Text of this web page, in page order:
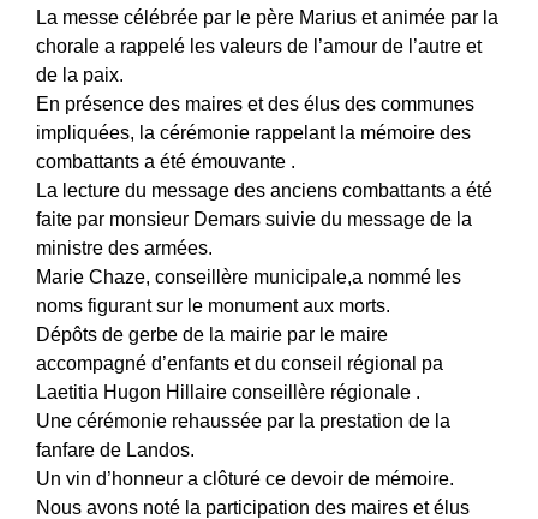
La messe célébrée par le père Marius et animée par la
chorale a rappelé les valeurs de l’amour de l’autre et
de la paix.
En présence des maires et des élus des communes
impliquées, la cérémonie rappelant la mémoire des
combattants a été émouvante .
La lecture du message des anciens combattants a été
faite par monsieur Demars suivie du message de la
ministre des armées.
Marie Chaze, conseillère municipale,a nommé les
noms figurant sur le monument aux morts.
Dépôts de gerbe de la mairie par le maire
accompagné d’enfants et du conseil régional pa
Laetitia Hugon Hillaire conseillère régionale .
Une cérémonie rehaussée par la prestation de la
fanfare de Landos.
Un vin d’honneur a clôturé ce devoir de mémoire.
Nous avons noté la participation des maires et élus